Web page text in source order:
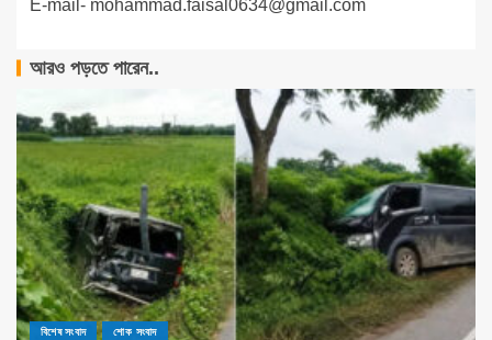
E-mail- mohammad.faisal0634@gmail.com
আরও পড়তে পারেন..
বিশেষ সংবাদ শোক সংবাদ